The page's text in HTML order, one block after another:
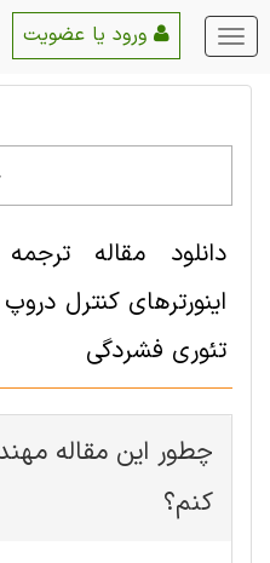
منو
اصلی
دانلود مقاله
اینورترهای کنترل
تئوری فشردگی
چطور این مقاله
کنم؟